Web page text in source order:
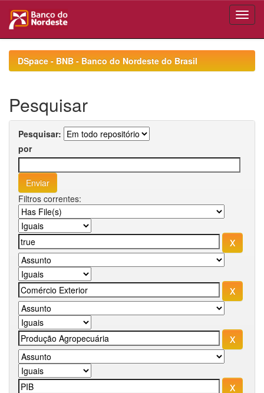
navigationDSpace - BNB - Banco do Nordeste do Brasil
Pesquisar
Pesquisar:
por
Filtros correntes: